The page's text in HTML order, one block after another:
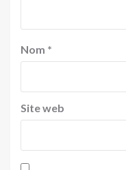
Nom *
Site web